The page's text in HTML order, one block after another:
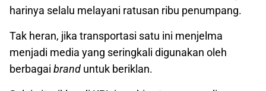
harinya selalu melayani ratusan ribu penumpang.
Tak heran, jika transportasi satu ini menjelma
menjadi media yang seringkali digunakan oleh
berbagai brand untuk beriklan.